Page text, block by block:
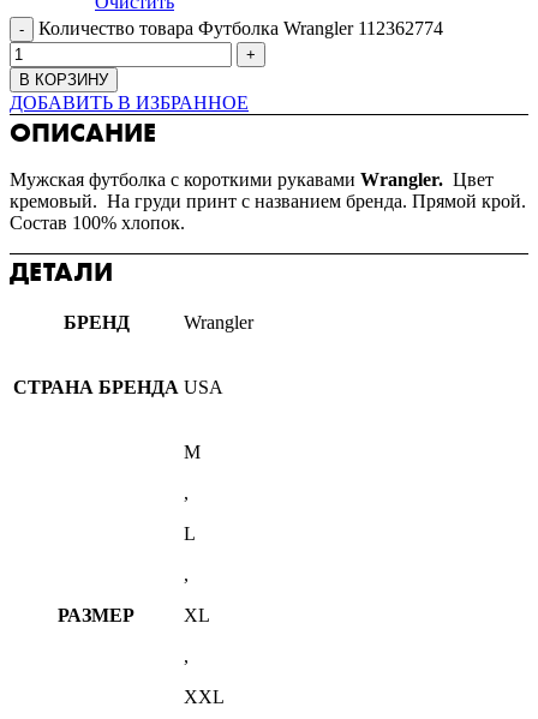
Количество товара Футболка Wrangler 112362774
В КОРЗИНУ
ДОБАВИТЬ В ИЗБРАННОЕ
ОПИСАНИЕ
Мужская футболка с короткими рукавами Wrangler. Цвет
кремовый. На груди принт с названием бренда. Прямой крой.
Состав 100% хлопок.
ДЕТАЛИ
БРЕНД Wrangler
СТРАНА БРЕНДА USA
РАЗМЕР
M
,
L
,
XL
,
XXL